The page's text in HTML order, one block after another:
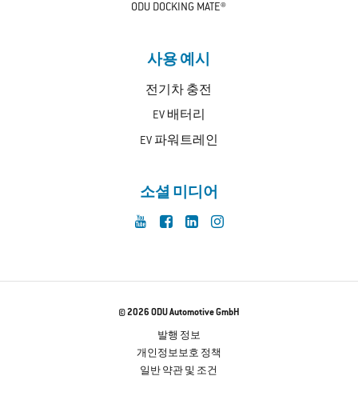
ODU DOCKING MATE®
사용 예시
전기차 충전
EV 배터리
EV 파워트레인
소셜 미디어
© 2026 ODU Automotive GmbH
발행 정보
개인정보보호 정책
일반 약관 및 조건